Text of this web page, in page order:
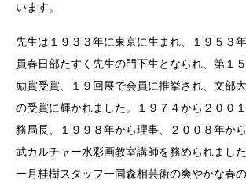
います。
先生は１９３３年に東京に生まれ、１９５３
員春日部たすく先生の門下生となられ、第１
励賞受賞、１９回展で会員に推挙され、文部
の受賞に輝かれました。１９７４から２００
務局長、１９９８年から理事、２００８年か
武カルチャー水彩画教室講師を務められまし
ー月桂樹スタッフ一同森相芸術の爽やかな春